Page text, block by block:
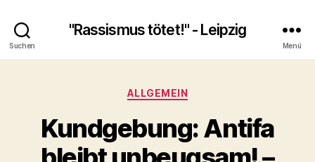
Suchen
"Rassismus tötet!" - Leipzig
Menü
Kategorien
ALLGEMEIN
Kundgebung: Antifa